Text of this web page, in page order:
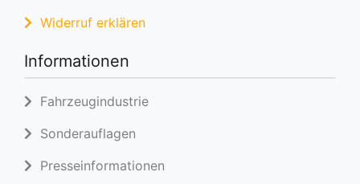
Widerruf erklären
Informationen
Fahrzeugindustrie
Sonderauflagen
Presseinformationen